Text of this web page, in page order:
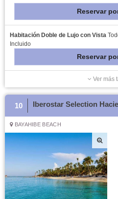
Reservar
Habitación Doble de Lujo con Vista
Incluido
Reservar
Ver más
10 Iberostar Selection
BAYAHIBE BEACH